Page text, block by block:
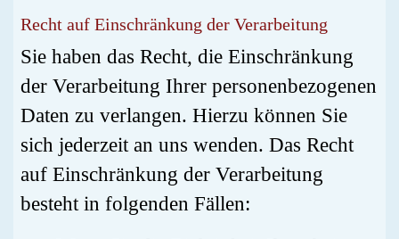
Recht auf Einschränkung der Verarbeitung
Sie haben das Recht, die Einschränkung
der Verarbeitung Ihrer personenbezogenen
Daten zu verlangen. Hierzu können Sie
sich jederzeit an uns wenden. Das Recht
auf Einschränkung der Verarbeitung
besteht in folgenden Fällen: